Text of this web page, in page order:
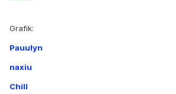
Grafik:
Pauulyn
naxiu
Chill